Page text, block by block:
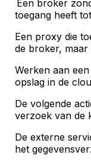
Een broker
toegang heeft
Een proxy die
de broker, maar
Werken aan
opslag in de
De volgende
verzoek van de
De externe
het